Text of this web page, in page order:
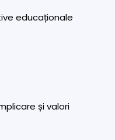
educaționale
și valori